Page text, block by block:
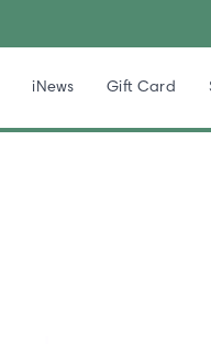
iNews Gift Card